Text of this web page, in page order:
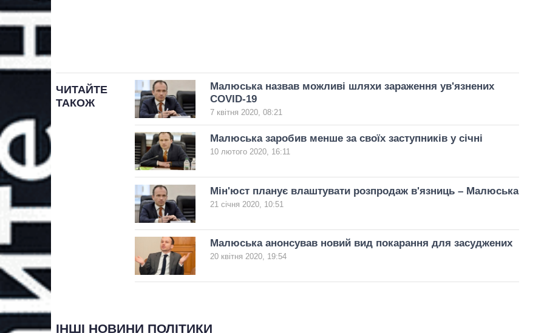
ЧИТАЙТЕ
ТАКОЖ
Малюська назвав можливі шляхи зараження ув'язнених
COVID-19
7 квітня 2020, 08:21
Малюська заробив менше за своїх заступників у січні
10 лютого 2020, 16:11
Мін'юст планує влаштувати розпродаж в'язниць – Малюська
21 січня 2020, 10:51
Малюська анонсував новий вид покарання для засуджених
20 квітня 2020, 19:54
ІНШІ НОВИНИ ПОЛІТИКИ